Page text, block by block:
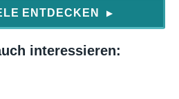
ENTDECKEN ▶
interessieren: